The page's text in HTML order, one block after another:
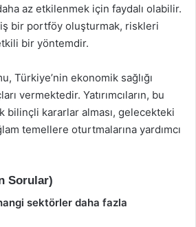
az etkilenmek için faydalı olabilir.
bir portföy oluşturmak, riskleri
bir yöntemdir.
Türkiye’nin ekonomik sağlığı
vermektedir. Yatırımcıların, bu
bilinçli kararlar alması, gelecekteki
temellere oturtmalarına yardımcı
Sorular)
sektörler daha fazla